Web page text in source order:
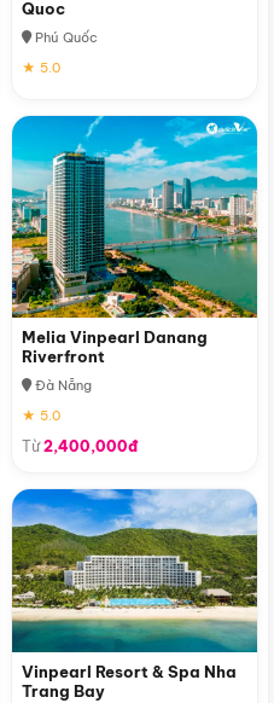
Quoc
Phú Quốc
★ 5.0
Melia Vinpearl Danang
Riverfront
Đà Nẵng
★ 5.0
Từ2,400,000đ
Vinpearl Resort & Spa Nha
Trang Bay